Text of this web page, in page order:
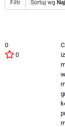
Filtr Sortuj wg
0
0